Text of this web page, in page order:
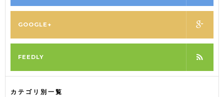
GOOGLE+
FEEDLY
カテゴリ別一覧